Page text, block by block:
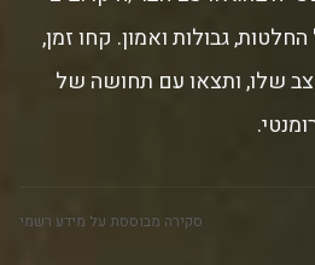
גבולות ואמון. קחו זמן,
שלו, ותצאו עם תחושה של
סקירה מבוססת על מידע רשמי